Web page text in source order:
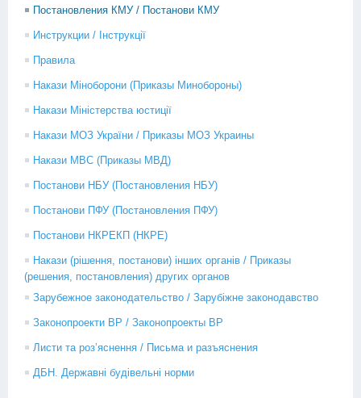
Постановления КМУ / Постанови КМУ
Инструкции / Інструкції
Правила
Накази Міноборони (Приказы Минобороны)
Накази Міністерства юстиції
Накази МОЗ України / Приказы МОЗ Украины
Накази МВС (Приказы МВД)
Постанови НБУ (Постановления НБУ)
Постанови ПФУ (Постановления ПФУ)
Постанови НКРЕКП (НКРЕ)
Накази (рішення, постанови) інших органів / Приказы
(решения, постановления) других органов
Зарубежное законодательство / Зарубіжне законодавство
Законопроекти ВР / Законопроекты ВР
Листи та роз’яснення / Письма и разъяснения
ДБН. Державні будівельні норми